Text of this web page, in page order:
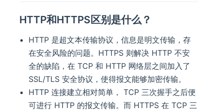
HTTP和HTTPS区别是什么？
HTTP 是超文本传输协议，信息是明文传输，存
在安全风险的问题。HTTPS 则解决 HTTP 不安
全的缺陷，在 TCP 和 HTTP 网络层之间加入了
SSL/TLS 安全协议，使得报文能够加密传输。
HTTP 连接建立相对简单， TCP 三次握手之后便
可进行 HTTP 的报文传输。而 HTTPS 在 TCP 三